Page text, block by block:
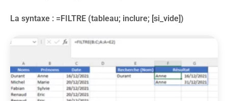
La syntaxe : =FILTRE (tableau; inclure; [si_vide])